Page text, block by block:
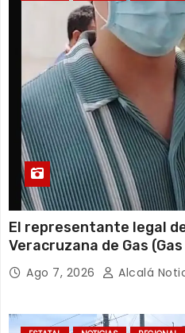
El representante legal
Veracruzana de Gas
entrevista que la
Fiscalía General de la
que desconoce el
Ago 7, 2026 Alcalá